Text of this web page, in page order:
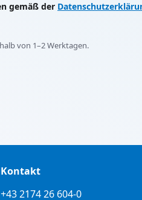
gemäß der
von 1–2 Werktagen.
Kontakt
+43 2174 26 604-0